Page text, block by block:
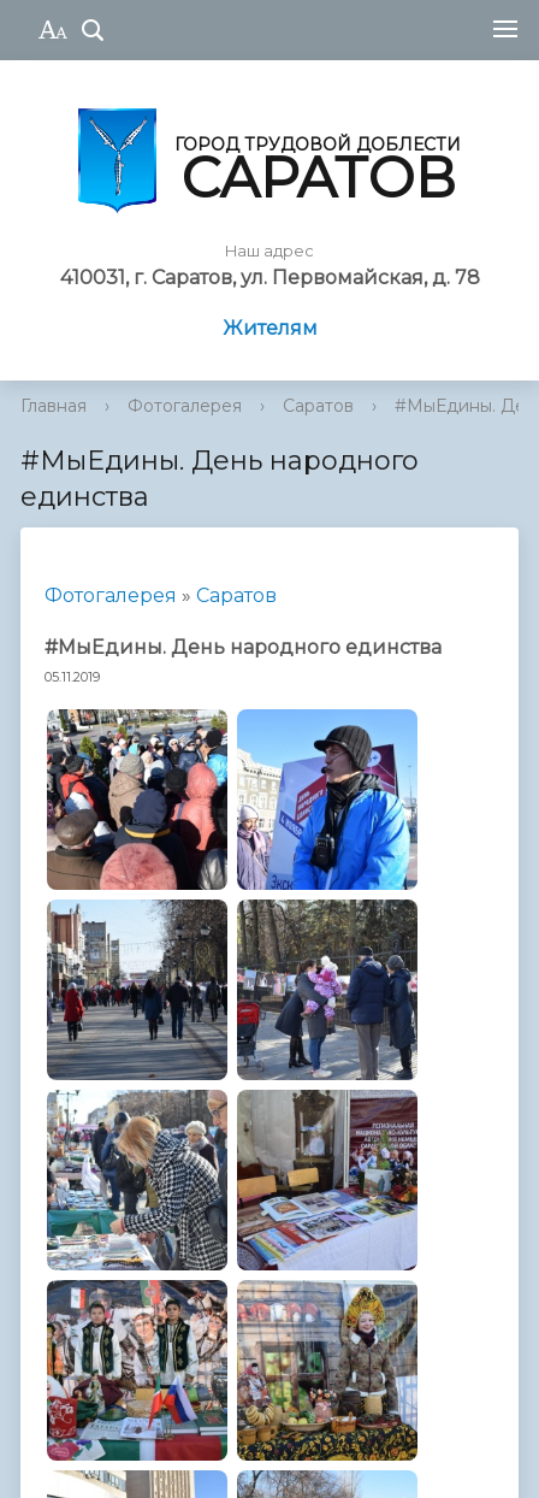
ГОРОД ТРУДОВОЙ ДОБЛЕСТИ
САРАТОВ
Наш адрес
410031, г. Саратов, ул. Первомайская, д. 78
Жителям
Главная › Фотогалерея › Саратов › #МыЕдины.
#МыЕдины. День народного
единства
Фотогалерея » Саратов
#МыЕдины. День народного единства
05.11.2019